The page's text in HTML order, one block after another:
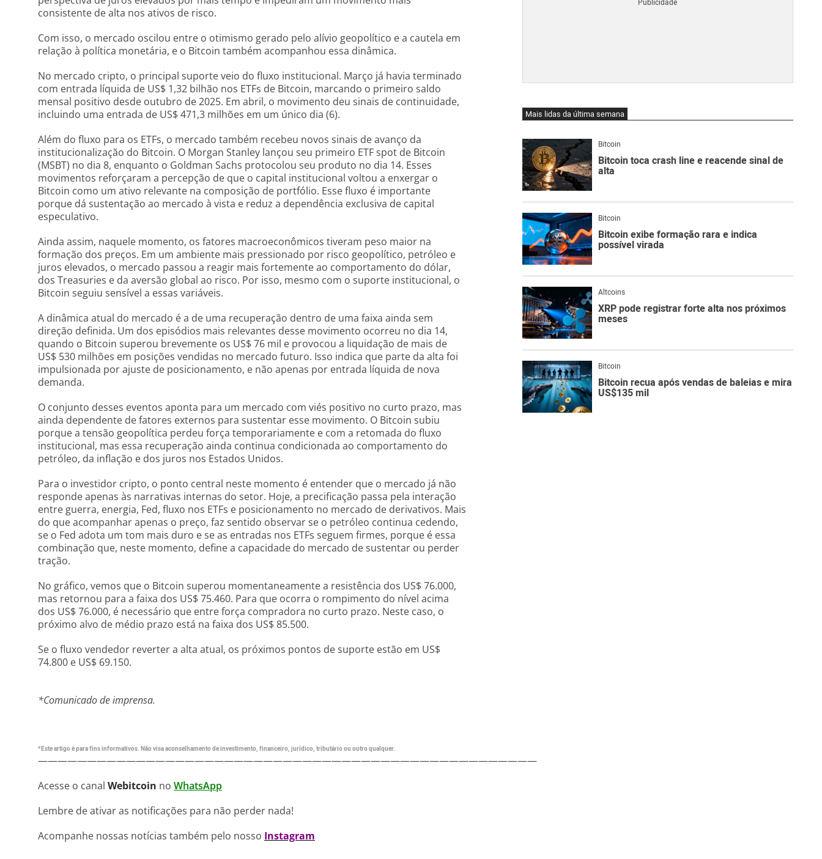
consistente de alta nos ativos de risco.
Com isso, o mercado oscilou entre o otimismo gerado pelo alívio geopolítico e a cautela em
relação à política monetária, e o Bitcoin também acompanhou essa dinâmica.
No mercado cripto, o principal suporte veio do fluxo institucional. Março já havia terminado
com entrada líquida de US$ 1,32 bilhão nos ETFs de Bitcoin, marcando o primeiro saldo
mensal positivo desde outubro de 2025. Em abril, o movimento deu sinais de continuidade,
incluindo uma entrada de US$ 471,3 milhões em um único dia (6).
Além do fluxo para os ETFs, o mercado também recebeu novos sinais de avanço da
institucionalização do Bitcoin. O Morgan Stanley lançou seu primeiro ETF spot de Bitcoin
(MSBT) no dia 8, enquanto o Goldman Sachs protocolou seu produto no dia 14. Esses
movimentos reforçaram a percepção de que o capital institucional voltou a enxergar o
Bitcoin como um ativo relevante na composição de portfólio. Esse fluxo é importante
porque dá sustentação ao mercado à vista e reduz a dependência exclusiva de capital
especulativo.
Ainda assim, naquele momento, os fatores macroeconômicos tiveram peso maior na
formação dos preços. Em um ambiente mais pressionado por risco geopolítico, petróleo e
juros elevados, o mercado passou a reagir mais fortemente ao comportamento do dólar,
dos Treasuries e da aversão global ao risco. Por isso, mesmo com o suporte institucional, o
Bitcoin seguiu sensível a essas variáveis.
A dinâmica atual do mercado é a de uma recuperação dentro de uma faixa ainda sem
direção definida. Um dos episódios mais relevantes desse movimento ocorreu no dia 14,
quando o Bitcoin superou brevemente os US$ 76 mil e provocou a liquidação de mais de
US$ 530 milhões em posições vendidas no mercado futuro. Isso indica que parte da alta foi
impulsionada por ajuste de posicionamento, e não apenas por entrada líquida de nova
demanda.
O conjunto desses eventos aponta para um mercado com viés positivo no curto prazo, mas
ainda dependente de fatores externos para sustentar esse movimento. O Bitcoin subiu
porque a tensão geopolítica perdeu força temporariamente e com a retomada do fluxo
institucional, mas essa recuperação ainda continua condicionada ao comportamento do
petróleo, da inflação e dos juros nos Estados Unidos.
Para o investidor cripto, o ponto central neste momento é entender que o mercado já não
responde apenas às narrativas internas do setor. Hoje, a precificação passa pela interação
entre guerra, energia, Fed, fluxo nos ETFs e posicionamento no mercado de derivativos. Mais
do que acompanhar apenas o preço, faz sentido observar se o petróleo continua cedendo,
se o Fed adota um tom mais duro e se as entradas nos ETFs seguem firmes, porque é essa
combinação que, neste momento, define a capacidade do mercado de sustentar ou perder
tração.
No gráfico, vemos que o Bitcoin superou momentaneamente a resistência dos US$ 76.000,
mas retornou para a faixa dos US$ 75.460. Para que ocorra o rompimento do nível acima
dos US$ 76.000, é necessário que entre força compradora no curto prazo. Neste caso, o
próximo alvo de médio prazo está na faixa dos US$ 85.500.
Se o fluxo vendedor reverter a alta atual, os próximos pontos de suporte estão em US$
74.800 e US$ 69.150.
*Comunicado de imprensa.
*Este artigo é para fins informativos. Não visa aconselhamento de investimento, financeiro, jurídico, tributário ou outro qualquer.
———————————————————————————————————————————————————
Acesse o canal Webitcoin no WhatsApp
Lembre de ativar as notificações para não perder nada!
Acompanhe nossas notícias também pelo nosso Instagram
Mais lidas da última semana
Bitcoin
Bitcoin toca crash line e reacende sinal de
alta
Bitcoin
Bitcoin exibe formação rara e indica
possível virada
Altcoins
XRP pode registrar forte alta nos próximos
meses
Bitcoin
Bitcoin recua após vendas de baleias e mira
US$135 mil